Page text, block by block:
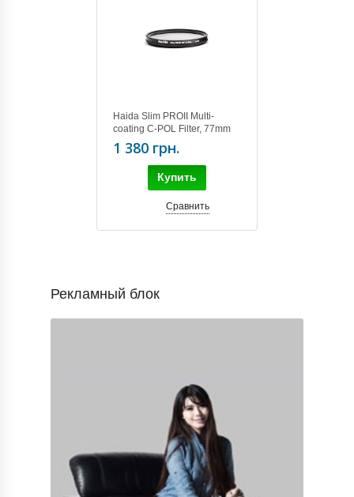
Haida Slim PROII Multi-
coating C-POL Filter, 77mm
1 380 грн.
Купить
Сравнить
Рекламный блок